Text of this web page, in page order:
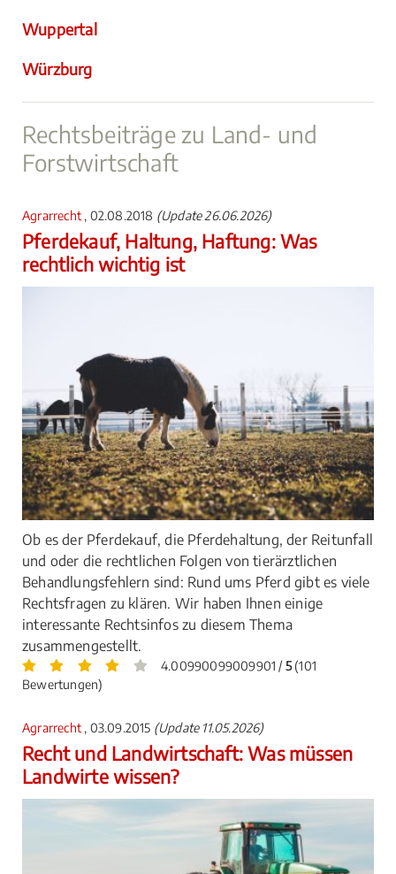
Wuppertal
Würzburg
Rechtsbeiträge zu Land- und
Forstwirtschaft
Agrarrecht , 02.08.2018 (Update 26.06.2026)
Pferdekauf, Haltung, Haftung: Was
rechtlich wichtig ist
Ob es der Pferdekauf, die Pferdehaltung, der Reitunfall
und oder die rechtlichen Folgen von tierärztlichen
Behandlungsfehlern sind: Rund ums Pferd gibt es viele
Rechtsfragen zu klären. Wir haben Ihnen einige
interessante Rechtsinfos zu diesem Thema
zusammengestellt.
4.00990099009901 / 5(101
Bewertungen)
Agrarrecht , 03.09.2015 (Update 11.05.2026)
Recht und Landwirtschaft: Was müssen
Landwirte wissen?